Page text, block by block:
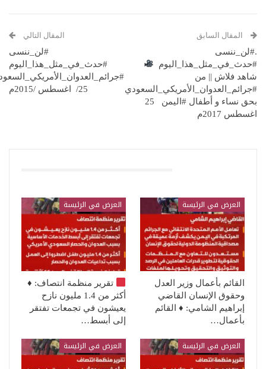
المقال السابق
.#لن_ننسى
#حدث_في_مثل_هذا_اليوم
شاهد فلاش || من
#جرائم_العدوان_الأمريكي_السعودي
بحق نساء و أطفال #اليمن 25
اغسطس 2017م
المقال التالي
#لن_ننسى
#حدث_في_مثل_هذا_اليوم
25/ اغسطس /2015م
العرض في الرئيسة
القائم بأعمال وزير العدل
وحقوق الإنسان القاضي
إبراهيم الشامي: ♦️ القائم
بأعمال…
العرض في الرئيسة
تقرير منظمة انتصاف: ♦️
أكثر من 1.4 مليون نازح
يعيشون في تجمعات تفتقر
إلى أبسط…
العرض في الرئيسة العرض في الرئيسة